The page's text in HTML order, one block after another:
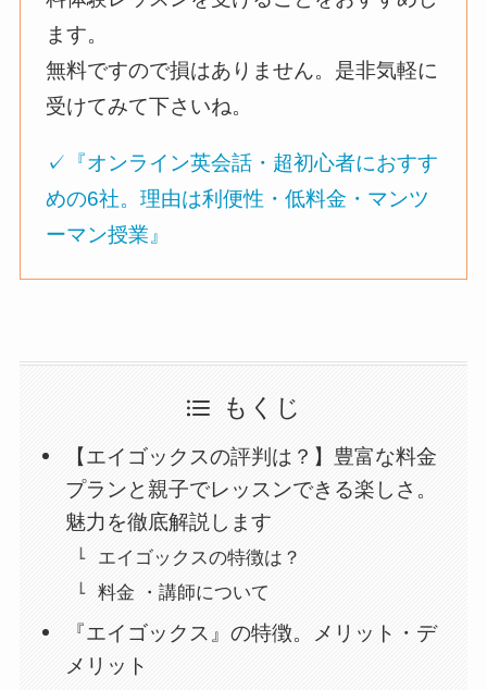
ます。
無料ですので損はありません。是非気軽に
受けてみて下さいね。
✓『オンライン英会話・超初心者におすす
めの6社。理由は利便性・低料金・マンツ
ーマン授業』
もくじ
【エイゴックスの評判は？】豊富な料金
プランと親子でレッスンできる楽しさ。
魅力を徹底解説します
エイゴックスの特徴は？
料金 ・講師について
『エイゴックス』の特徴。メリット・デ
メリット